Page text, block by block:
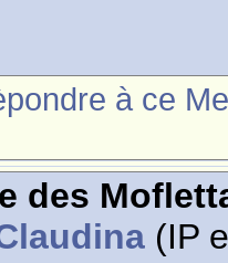
à ce
des
(IP